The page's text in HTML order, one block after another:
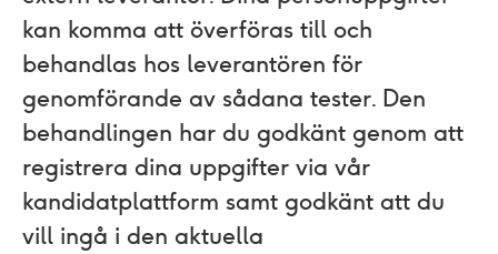
kan komma att överföras till och
behandlas hos leverantören för
genomförande av sådana tester. Den
behandlingen har du godkänt genom att
registrera dina uppgifter via vår
kandidatplattform samt godkänt att du
vill ingå i den aktuella